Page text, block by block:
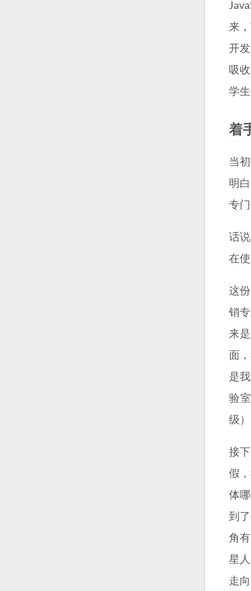
来
开
吸
学
着
当
明
专
话
在
这
销
来
面
是
验
级
接
假
体
到
角
星
走